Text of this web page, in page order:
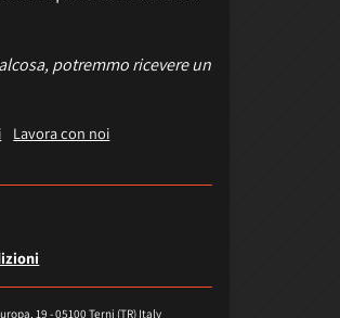
potremmo ricevere un
Lavora con noi
19 - 05100 Terni (TR) Italy